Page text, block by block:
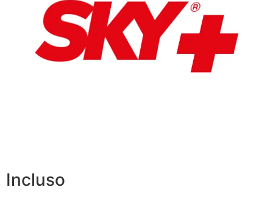
Incluso